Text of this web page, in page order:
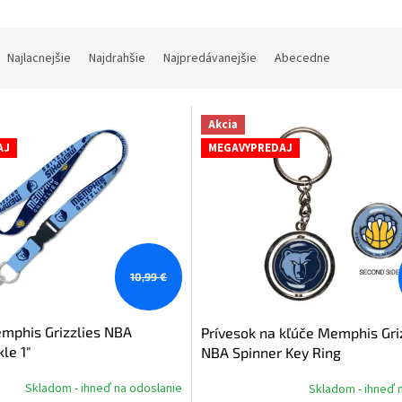
Najlacnejšie Najdrahšie Najpredávanejšie Abecedne
10,99 €
Grizzlies NBA
1"
Skladom - ihneď na odoslanie
Akcia
MEGAVYPREDAJ
Prívesok na kľúče Memphis
NBA Spinner Key Ring
Skladom - ihneď